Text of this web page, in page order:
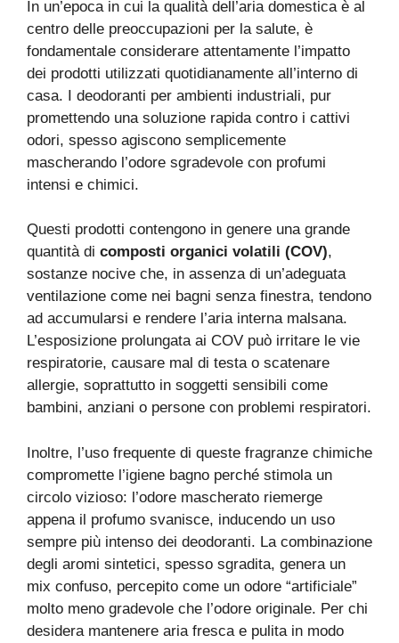
In un’epoca in cui la qualità dell’aria domestica è al
centro delle preoccupazioni per la salute, è
fondamentale considerare attentamente l’impatto
dei prodotti utilizzati quotidianamente all’interno di
casa. I deodoranti per ambienti industriali, pur
promettendo una soluzione rapida contro i cattivi
odori, spesso agiscono semplicemente
mascherando l’odore sgradevole con profumi
intensi e chimici.
Questi prodotti contengono in genere una grande
quantità di composti organici volatili (COV),
sostanze nocive che, in assenza di un’adeguata
ventilazione come nei bagni senza finestra, tendono
ad accumularsi e rendere l’aria interna malsana.
L’esposizione prolungata ai COV può irritare le vie
respiratorie, causare mal di testa o scatenare
allergie, soprattutto in soggetti sensibili come
bambini, anziani o persone con problemi respiratori.
Inoltre, l’uso frequente di queste fragranze chimiche
compromette l’igiene bagno perché stimola un
circolo vizioso: l’odore mascherato riemerge
appena il profumo svanisce, inducendo un uso
sempre più intenso dei deodoranti. La combinazione
degli aromi sintetici, spesso sgradita, genera un
mix confuso, percepito come un odore “artificiale”
molto meno gradevole che l’odore originale. Per chi
desidera mantenere aria fresca e pulita in modo